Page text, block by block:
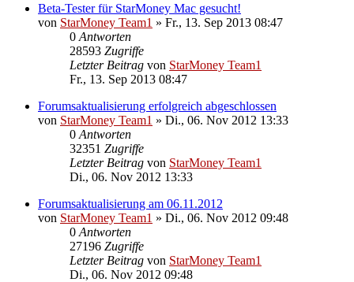
Beta-Tester für StarMoney Mac gesucht!
von StarMoney Team1 » Fr., 13. Sep 2013 08:47
0 Antworten
28593 Zugriffe
Letzter Beitrag von StarMoney Team1
Fr., 13. Sep 2013 08:47
Forumsaktualisierung erfolgreich abgeschlossen
von StarMoney Team1 » Di., 06. Nov 2012 13:33
0 Antworten
32351 Zugriffe
Letzter Beitrag von StarMoney Team1
Di., 06. Nov 2012 13:33
Forumsaktualisierung am 06.11.2012
von StarMoney Team1 » Di., 06. Nov 2012 09:48
0 Antworten
27196 Zugriffe
Letzter Beitrag von StarMoney Team1
Di., 06. Nov 2012 09:48